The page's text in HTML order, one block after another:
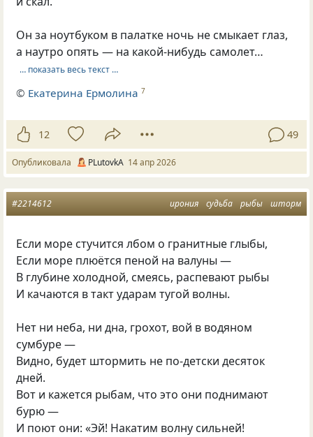
Он за ноутбуком в палатке ночь не смыкает глаз,
а наутро опять — на какой-нибудь самолет…
… показать весь текст …
© Екатерина Ермолина 7
12 49
Опубликовала PLutоvkА 14 апр 2026
ирония судьба рыбы шторм
#2214612
Если море стучится лбом о гранитные глыбы,
Если море плюётся пеной на валуны —
В глубине холодной, смеясь, распевают рыбы
И качаются в такт ударам тугой волны.
Нет ни неба, ни дна, грохот, вой в водяном
сумбуре —
Видно, будет штормить не по-детски десяток
дней.
Вот и кажется рыбам, что это они поднимают
бурю —
И поют они: «Эй! Накатим волну сильней!